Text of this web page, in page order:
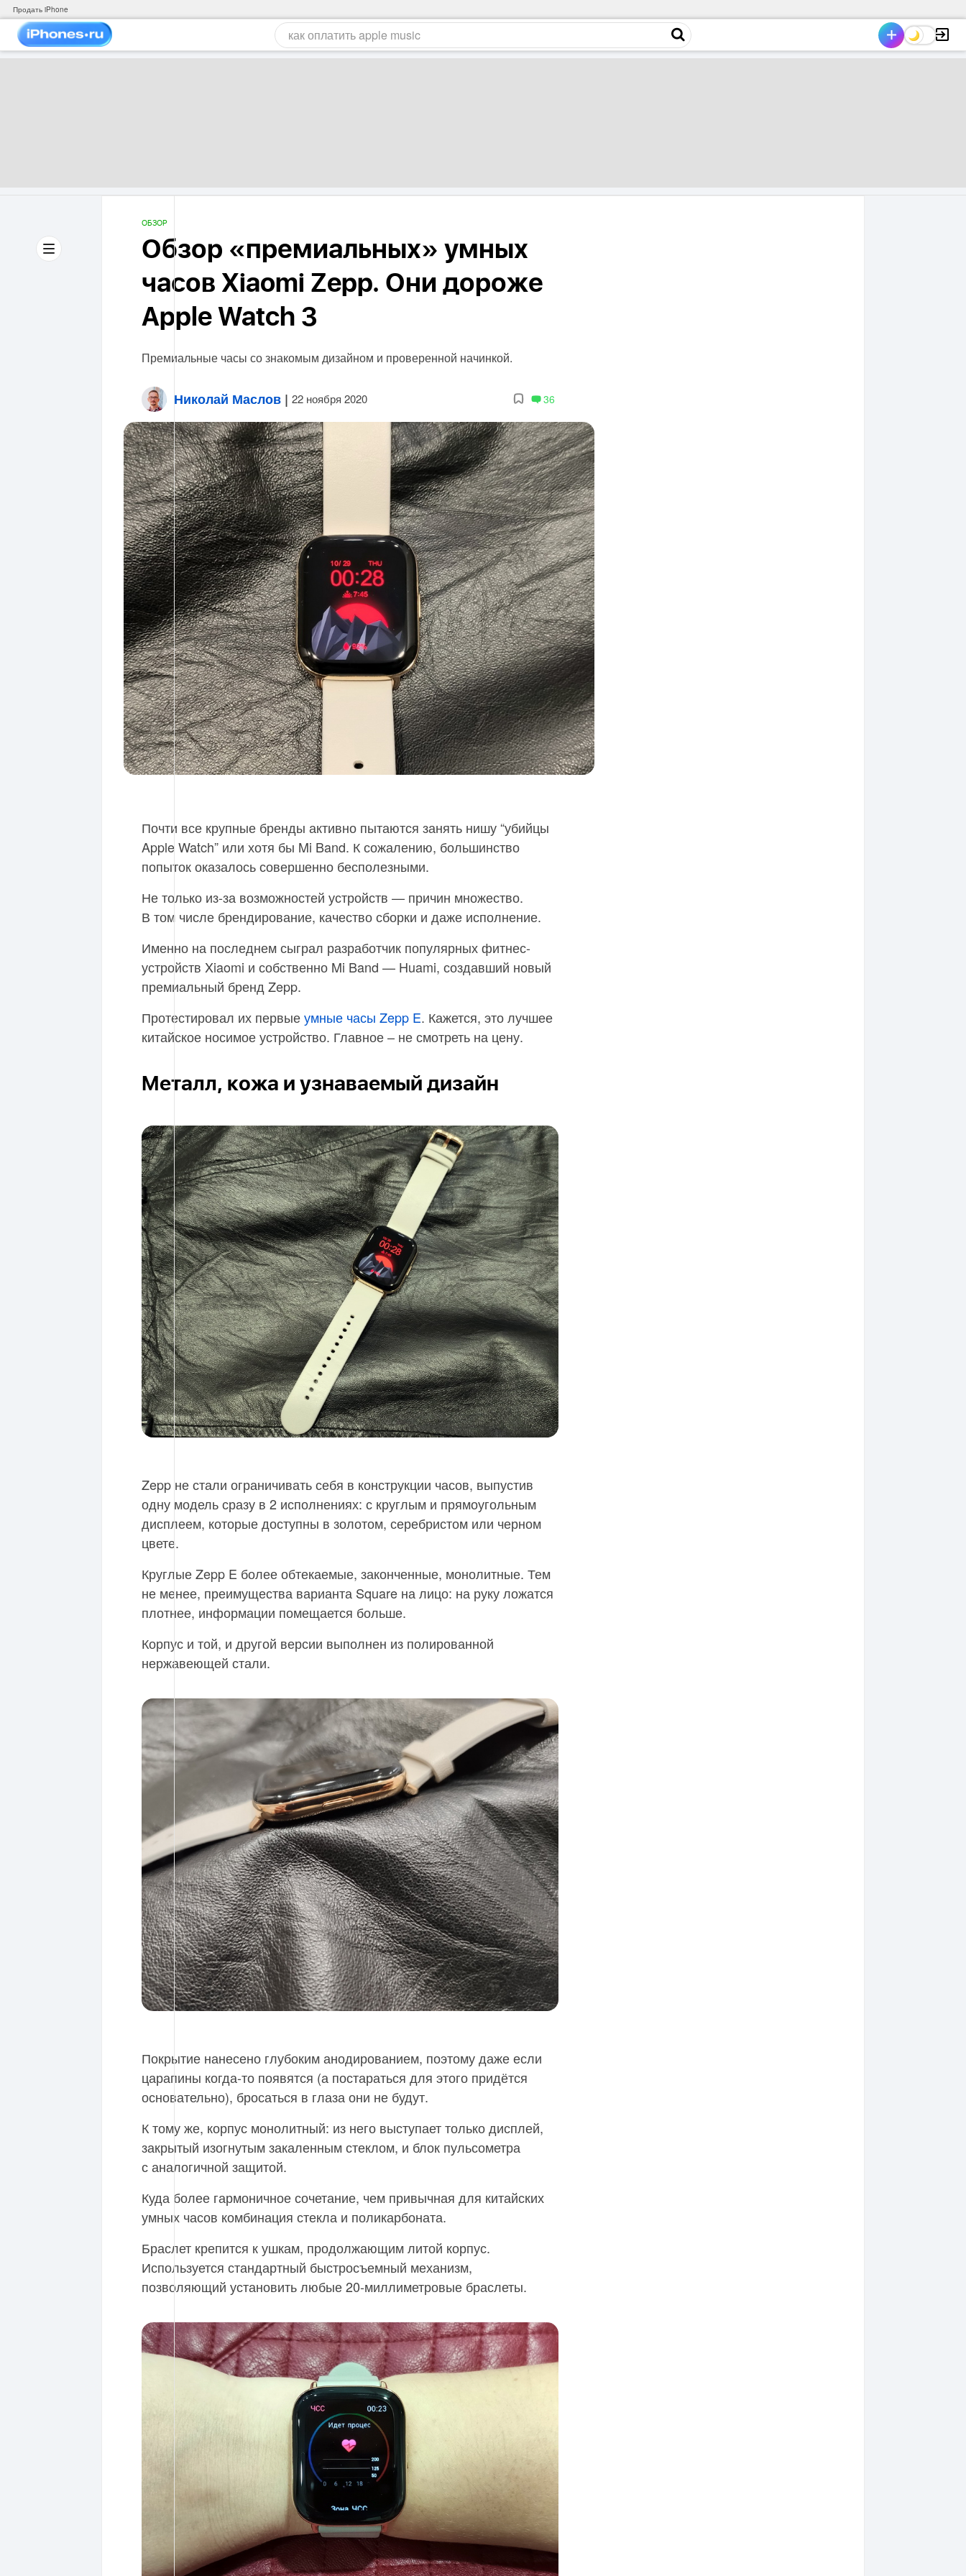
Продать iPhone
ОБЗОР
Обзор «премиальных» умных
часов Xiaomi Zepp. Они дороже
Apple Watch 3
Премиальные часы со знакомым дизайном и проверенной начинкой.
Николай Маслов | 22 ноября 2020 36
Почти все крупные бренды активно пытаются занять нишу “убийцы
Apple Watch” или хотя бы Mi Band. К сожалению, большинство
попыток оказалось совершенно бесполезными.
Не только из-за возможностей устройств — причин множество.
В том числе брендирование, качество сборки и даже исполнение.
Именно на последнем сыграл разработчик популярных фитнес-
устройств Xiaomi и собственно Mi Band — Huami, создавший новый
премиальный бренд Zepp.
Протестировал их первыеумные часы Zepp E. Кажется, это лучшее
китайское носимое устройство. Главное – не смотреть на цену.
Металл, кожа и узнаваемый дизайн
Zepp не стали ограничивать себя в конструкции часов, выпустив
одну модель сразу в 2 исполнениях: с круглым и прямоугольным
дисплеем, которые доступны в золотом, серебристом или черном
цвете.
Круглые Zepp E более обтекаемые, законченные, монолитные. Тем
не менее, преимущества варианта Square на лицо: на руку ложатся
плотнее, информации помещается больше.
Корпус и той, и другой версии выполнен из полированной
нержавеющей стали.
Покрытие нанесено глубоким анодированием, поэтому даже если
царапины когда-то появятся (а постараться для этого придётся
основательно), бросаться в глаза они не будут.
К тому же, корпус монолитный: из него выступает только дисплей,
закрытый изогнутым закаленным стеклом, и блок пульсометра
с аналогичной защитой.
Куда более гармоничное сочетание, чем привычная для китайских
умных часов комбинация стекла и поликарбоната.
Браслет крепится к ушкам, продолжающим литой корпус.
Используется стандартный быстросъемный механизм,
позволяющий установить любые 20-миллиметровые браслеты.